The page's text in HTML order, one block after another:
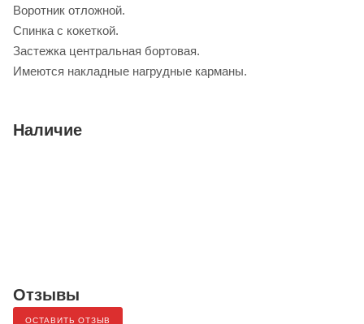
Воротник отложной.
Спинка с кокеткой.
Застежка центральная бортовая.
Имеются накладные нагрудные карманы.
Наличие
Отзывы
ОСТАВИТЬ ОТЗЫВ